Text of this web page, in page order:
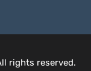
rights reserved.